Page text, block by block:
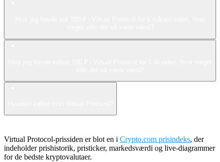
Virtual Protocol-prissiden er blot en i Crypto.com prisindeks, der
indeholder prishistorik, pristicker, markedsværdi og live-diagrammer
for de bedste kryptovalutaer.